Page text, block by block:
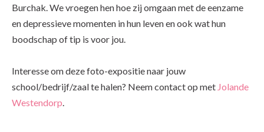
Burchak. We vroegen hen hoe zij omgaan met de eenzame
en depressieve momenten in hun leven en ook wat hun
boodschap of tip is voor jou.
Interesse om deze foto-expositie naar jouw
school/bedrijf/zaal te halen? Neem contact op met Jolande
Westendorp.